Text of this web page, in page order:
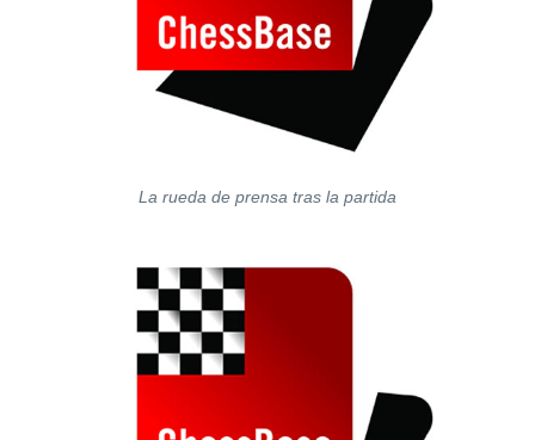
La rueda de prensa tras la partida